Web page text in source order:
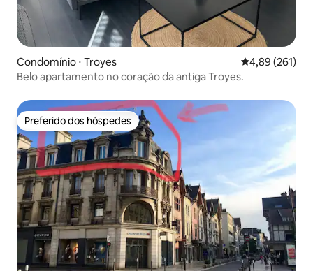
Condomínio ⋅ Troyes 4,89 de uma
4,89 (261)
Belo apartamento no coração da antiga Troyes.
Preferido dos hóspedes
Preferido dos hóspedes